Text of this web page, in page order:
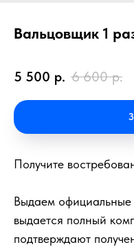
Вальцовщик 1
5 500 р. 6 600 р.
Получите
Выдаем официальные
выдается полный
подтверждают